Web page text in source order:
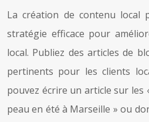
La création de contenu local
stratégie efficace pour
local. Publiez des articles de
pertinents pour les clients
pouvez écrire un article sur les
peau en été à Marseille » ou